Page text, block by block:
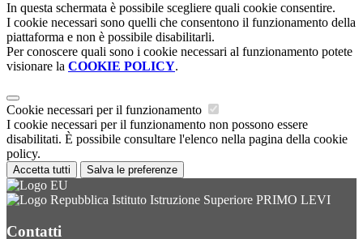
In questa schermata è possibile scegliere quali cookie consentire.
I cookie necessari sono quelli che consentono il funzionamento della
piattaforma e non è possibile disabilitarli.
Per conoscere quali sono i cookie necessari al funzionamento potete
visionare la COOKIE POLICY.
Cookie necessari per il funzionamento
I cookie necessari per il funzionamento non possono essere
disabilitati. È possibile consultare l'elenco nella pagina della cookie
policy.
Accetta tutti Salva le preferenze
Istituto Istruzione Superiore PRIMO LEVI
Contatti